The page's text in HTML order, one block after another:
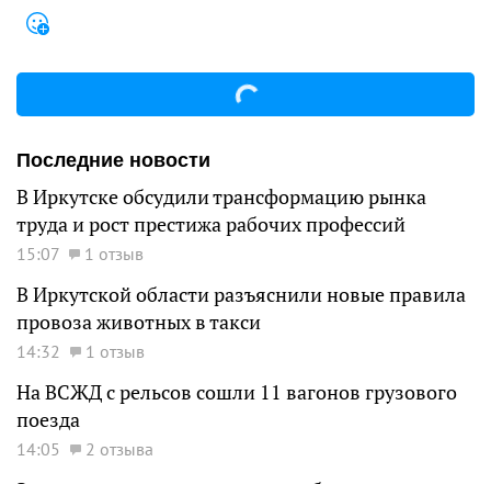
Последние новости
В Иркутске обсудили трансформацию рынка
труда и рост престижа рабочих профессий
15:07 1 отзыв
В Иркутской области разъяснили новые правила
провоза животных в такси
14:32 1 отзыв
На ВСЖД с рельсов сошли 11 вагонов грузового
поезда
14:05 2 отзыва